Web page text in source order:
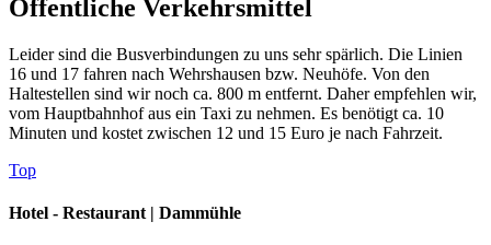
Öffentliche Verkehrsmittel
Leider sind die Busverbindungen zu uns sehr spärlich. Die Linien
16 und 17 fahren nach Wehrshausen bzw. Neuhöfe. Von den
Haltestellen sind wir noch ca. 800 m entfernt. Daher empfehlen wir,
vom Hauptbahnhof aus ein Taxi zu nehmen. Es benötigt ca. 10
Minuten und kostet zwischen 12 und 15 Euro je nach Fahrzeit.
Top
Hotel - Restaurant | Dammühle